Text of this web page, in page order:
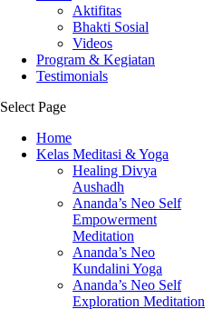
Aktifitas
Bhakti Sosial
Videos
Program & Kegiatan
Testimonials
Select Page
Home
Kelas Meditasi & Yoga
Healing Divya
Aushadh
Ananda’s Neo Self
Empowerment
Meditation
Ananda’s Neo
Kundalini Yoga
Ananda’s Neo Self
Exploration Meditation